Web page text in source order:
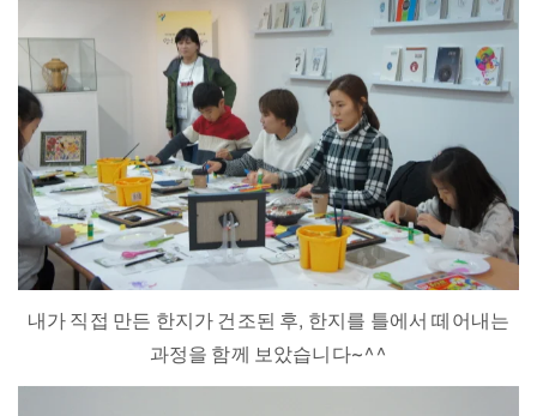
내가 직접 만든 한지가 건조된 후, 한지를 틀에서 떼어내는
과정을 함께 보았습니다~^^